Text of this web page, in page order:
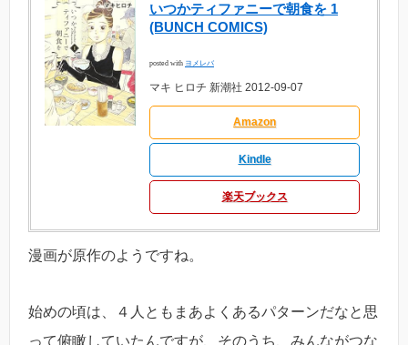
いつかティファニーで朝食を 1
(BUNCH COMICS)
posted with ヨメレバ
マキ ヒロチ 新潮社 2012-09-07
Amazon
Kindle
楽天ブックス
漫画が原作のようですね。
始めの頃は、４人ともまあよくあるパターンだなと思
って俯瞰していたんですが、そのうち、みんながつな